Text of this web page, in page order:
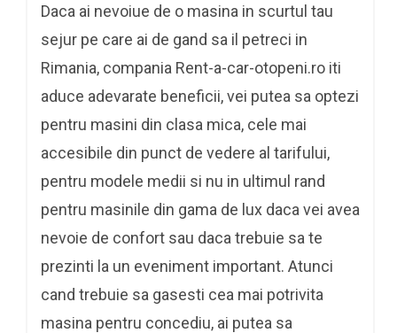
Daca ai nevoiue de o masina in scurtul tau
sejur pe care ai de gand sa il petreci in
Rimania, compania Rent-a-car-otopeni.ro iti
aduce adevarate beneficii, vei putea sa optezi
pentru masini din clasa mica, cele mai
accesibile din punct de vedere al tarifului,
pentru modele medii si nu in ultimul rand
pentru masinile din gama de lux daca vei avea
nevoie de confort sau daca trebuie sa te
prezinti la un eveniment important. Atunci
cand trebuie sa gasesti cea mai potrivita
masina pentru concediu, ai putea sa